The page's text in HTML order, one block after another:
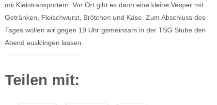
mit Kleintransportern. Vor Ort gibt es dann eine kleine Vesper mit
Getränken, Fleischwurst, Brötchen und Käse. Zum Abschluss des
Tages wollen wir gegen 19 Uhr gemeinsam in der TSG Stube den
Abend ausklingen lassen.
Teilen mit: